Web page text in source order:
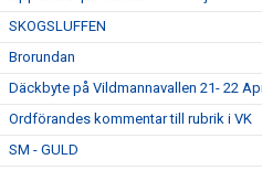
SKOGSLUFFEN
Brorundan
Däckbyte på Vildmannavallen 21- 22
Ordförandes kommentar till rubrik i VK
SM - GULD